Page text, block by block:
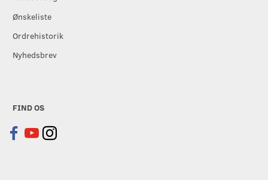
Ønskeliste
Ordrehistorik
Nyhedsbrev
FIND OS